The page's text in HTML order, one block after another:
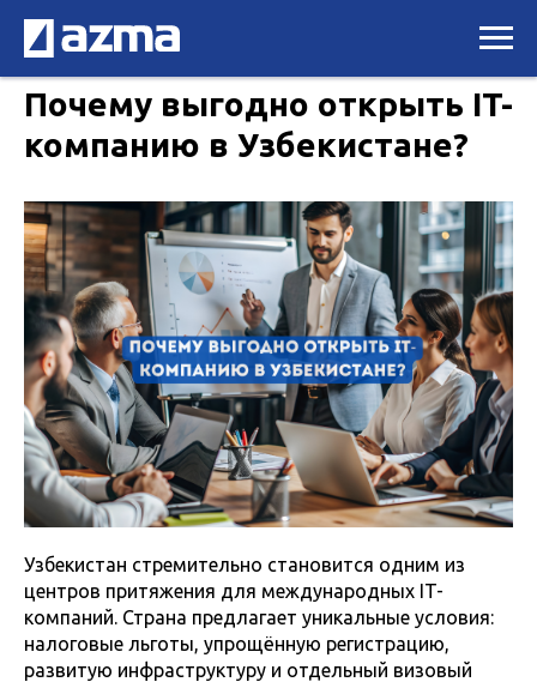
Почему выгодно открыть IT-
компанию в Узбекистане?
Узбекистан стремительно становится одним из
центров притяжения для международных IT-
компаний. Страна предлагает уникальные условия:
налоговые льготы, упрощённую регистрацию,
развитую инфраструктуру и отдельный визовый